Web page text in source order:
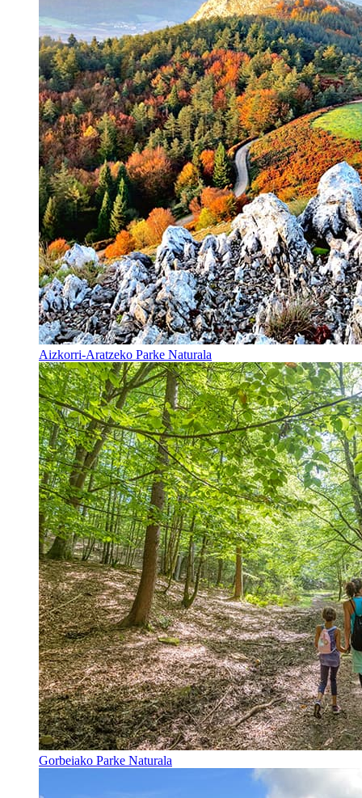
Aizkorri-Aratzeko Parke Naturala
Gorbeiako Parke Naturala